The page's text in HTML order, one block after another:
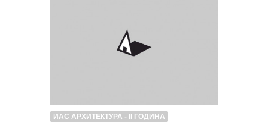
ИАС АРХИТЕКТУРА - II ГОДИНА